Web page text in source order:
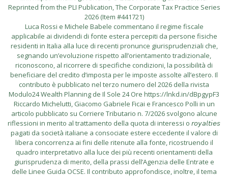
Reprinted from the PLI Publication, The Corporate Tax Practice Series
2026 (Item #441721)
Luca Rossi e Michele Babele commentano il regime fiscale
applicabile ai dividendi di fonte estera percepiti da persone fisiche
residenti in Italia alla luce di recenti pronunce giurisprudenziali che,
segnando un’evoluzione rispetto all’orientamento tradizionale,
riconoscono, al ricorrere di specifiche condizioni, la possibilità di
beneficiare del credito d’imposta per le imposte assolte all’estero. Il
contributo è pubblicato nel terzo numero del 2026 della rivista
Modulo24 Wealth Planning de Il Sole 24 Ore https://lnkd.in/dBpgypF3
Riccardo Michelutti, Giacomo Gabriele Ficai e Francesco Polli in un
articolo pubblicato su Corriere Tributario n. 7/2026 svolgono alcune
riflessioni in merito al trattamento della quota di interessi o 𝘳𝘰𝘺𝘢𝘭𝘵𝘪𝘦𝘴
pagati da società italiane a consociate estere eccedente il valore di
libera concorrenza ai fini delle ritenute alla fonte, ricostruendo il
quadro interpretativo alla luce dei più recenti orientamenti della
giurisprudenza di merito, della prassi dell’Agenzia delle Entrate e
delle Linee Guida OCSE. Il contributo approfondisce, inoltre, il tema